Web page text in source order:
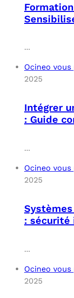
...
Ocineo
2025
Intégrer
: Guide
...
Ocineo
2025
: sécurité
...
Ocineo
2025